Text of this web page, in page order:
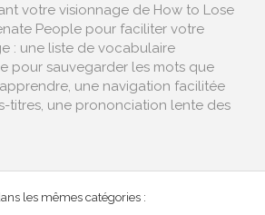
votre visionnage de How to Lose
People pour faciliter votre
: une liste de vocabulaire
pour sauvegarder les mots que
une navigation facilitée
titres, une prononciation lente des
les mêmes catégories :